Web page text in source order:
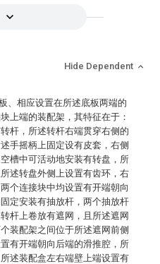
Hide Dependent
、相应设置在所述底板两端的
上端的装配架，其特征在于：
杆，所述转杆右端贯穿右侧的
手摇柄上固定设有皮套，右侧
槽中可活动地安装有转盘，所
述转盘外侧上设置有齿环，右
个连接块中均设置有开端朝向
定安装有抽放杆，两个抽放杆
杆上卷放有遮网，且所述遮网
装配架之间位于所述遮网前侧
有开端朝向后端的滑推腔，所
述装配盒左右端壁上端设置有